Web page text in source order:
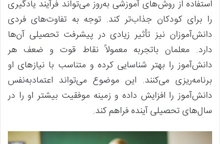
استفاده از روش‌های آموزشی به‌روز می‌تواند فرآیند یادگیری
را برای کودکان جذاب‌تر کند. توجه به تفاوت‌های فردی
دانش‌آموزان نیز تأثیر زیادی در پیشرفت تحصیلی آن‌ها
دارد. معلمان باتجربه معمولاً نقاط قوت و ضعف هر
دانش‌آموز را بهتر شناسایی کرده و متناسب با نیازهای او
برنامه‌ریزی می‌کنند. این موضوع می‌تواند اعتمادبه‌نفس
دانش‌آموز را افزایش داده و زمینه موفقیت بیشتر او را در
سال‌های تحصیلی آینده فراهم کند.